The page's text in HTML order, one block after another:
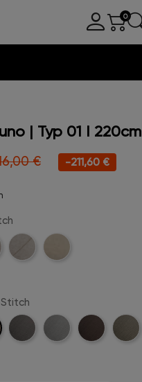
| Typ 01 I 220cm
€ -211,60 €
Velvet- Boucle
Anthrazit-Hellgrau-Dunkelbraun-
Khaki-